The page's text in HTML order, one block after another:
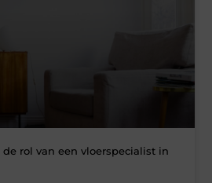
rol van een vloerspecialist in